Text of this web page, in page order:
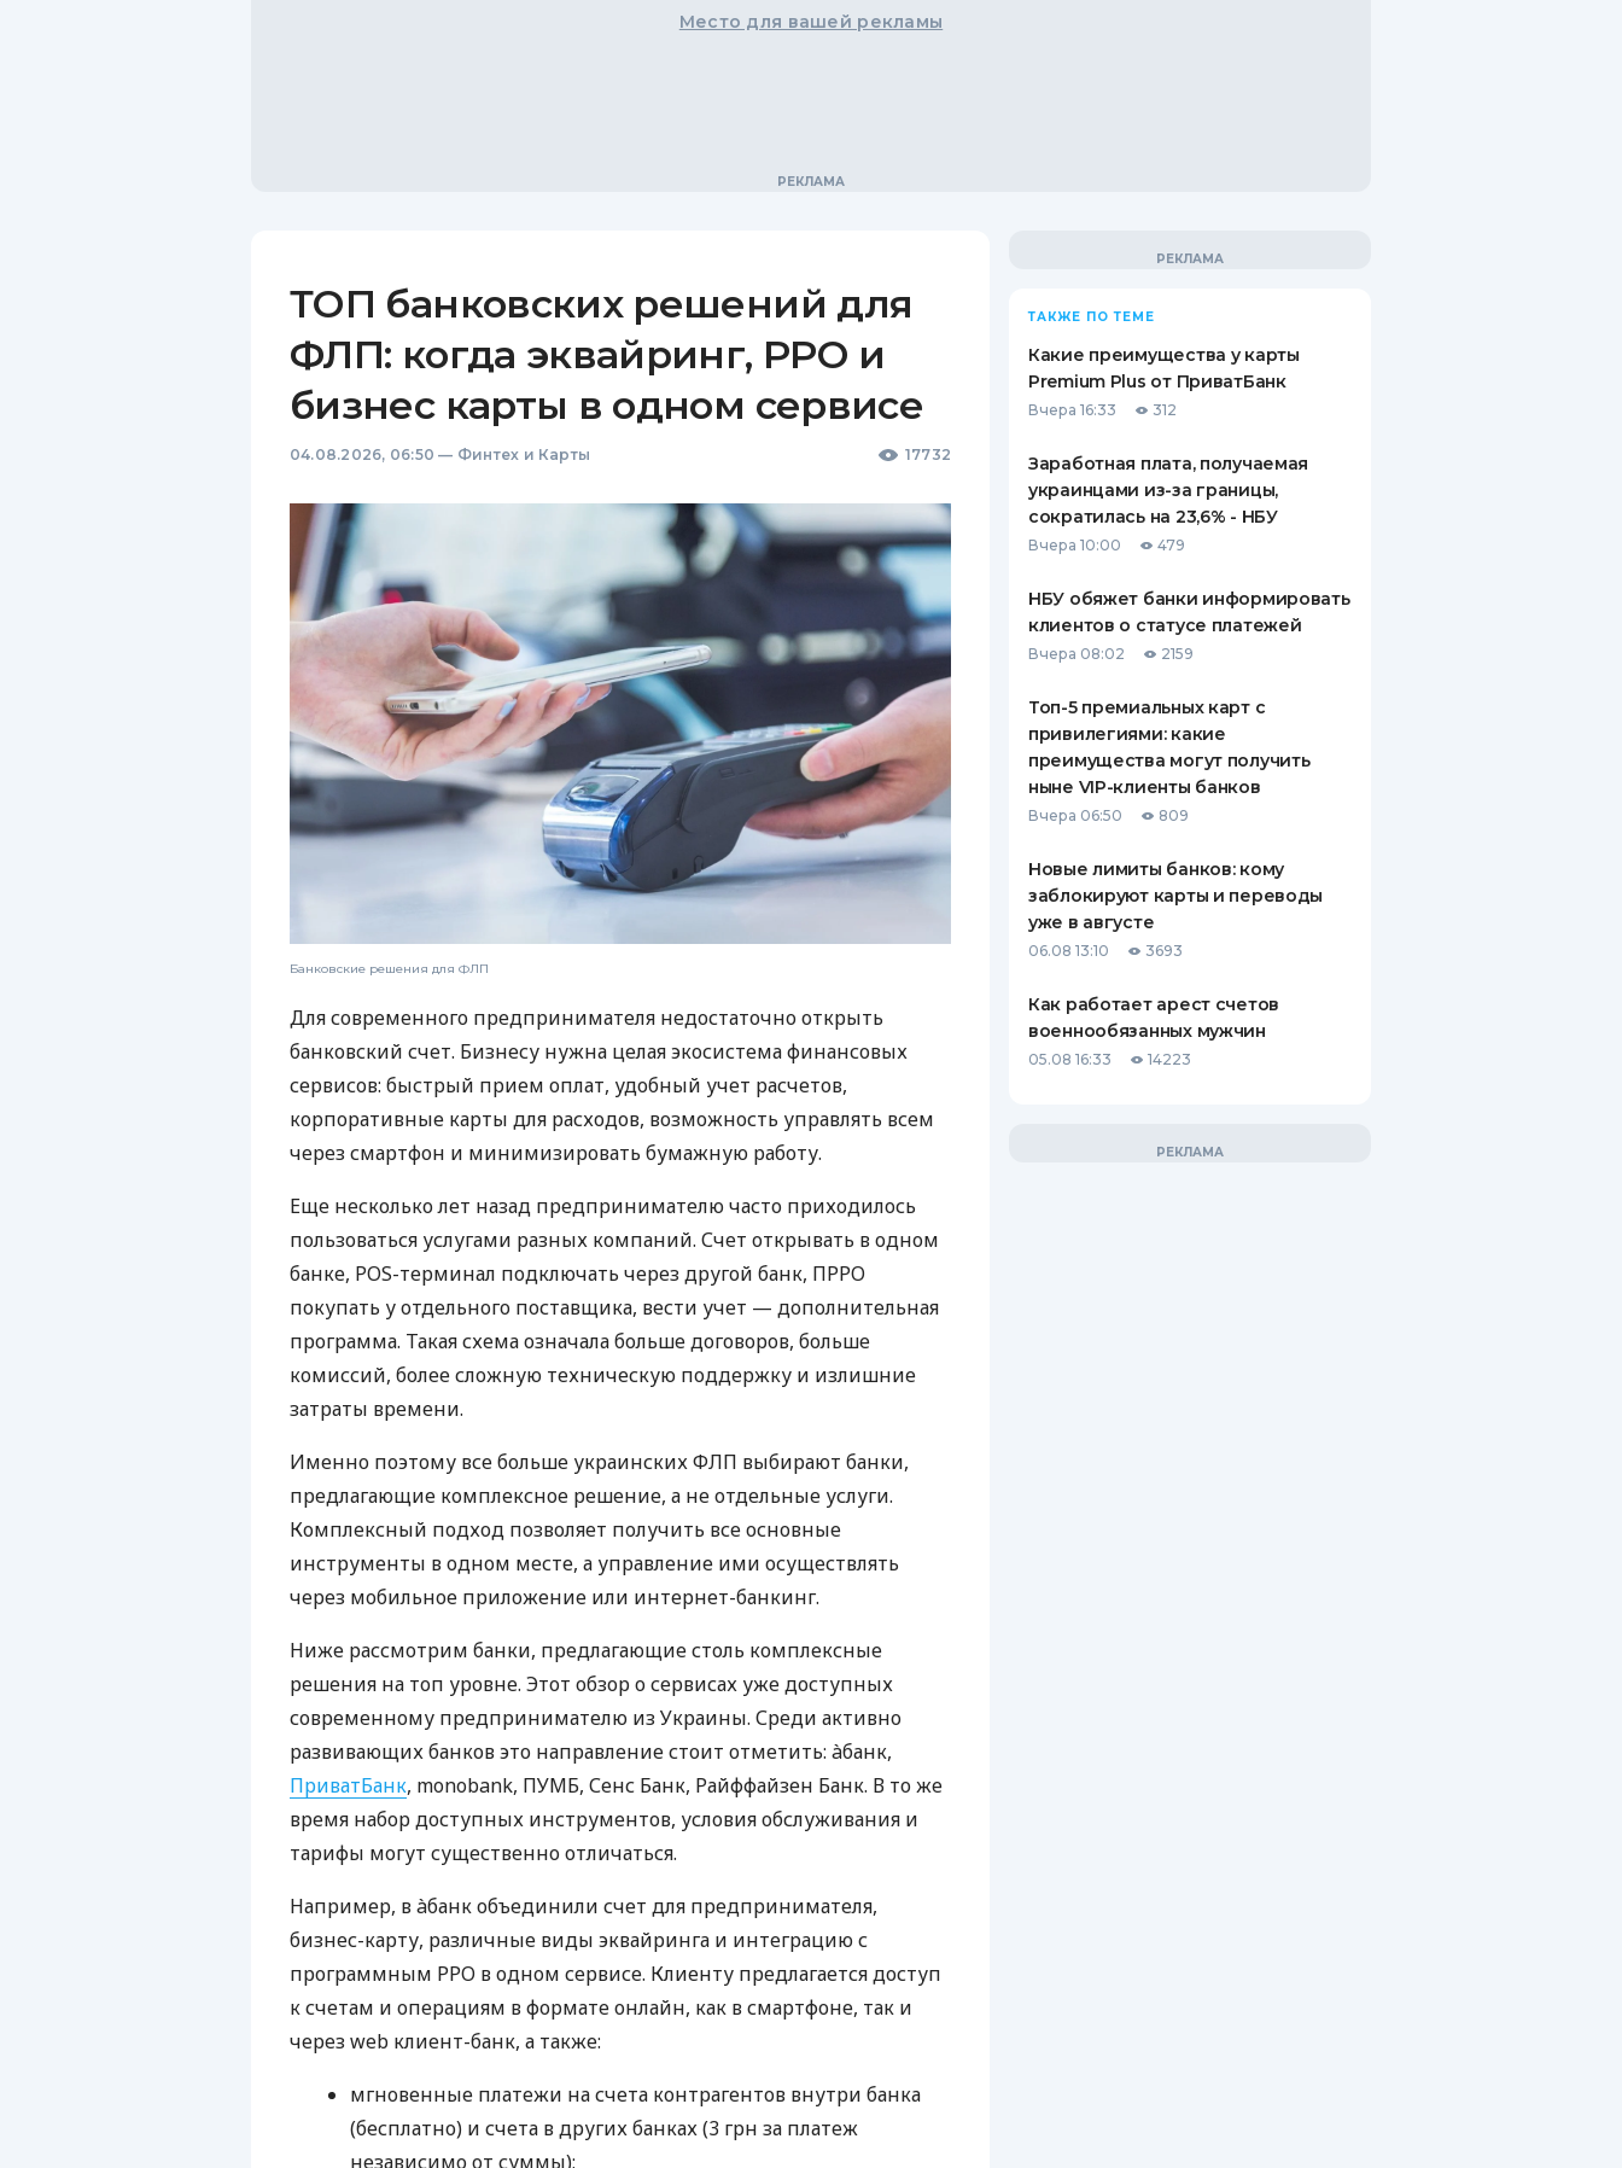
Место для вашей рекламы
ТОП банковских решений для
ФЛП: когда эквайринг, РРО и
бизнес карты в одном сервисе
04.08.2026, 06:50 — Финтех и Карты 17732
Банковские решения для ФЛП
Для современного предпринимателя недостаточно открыть
банковский счет. Бизнесу нужна целая экосистема финансовых
сервисов: быстрый прием оплат, удобный учет расчетов,
корпоративные карты для расходов, возможность управлять всем
через смартфон и минимизировать бумажную работу.
Еще несколько лет назад предпринимателю часто приходилось
пользоваться услугами разных компаний. Счет открывать в одном
банке, POS-терминал подключать через другой банк, ПРРО
покупать у отдельного поставщика, вести учет — дополнительная
программа. Такая схема означала больше договоров, больше
комиссий, более сложную техническую поддержку и излишние
затраты времени.
Именно поэтому все больше украинских ФЛП выбирают банки,
предлагающие комплексное решение, а не отдельные услуги.
Комплексный подход позволяет получить все основные
инструменты в одном месте, а управление ими осуществлять
через мобильное приложение или интернет-банкинг.
Ниже рассмотрим банки, предлагающие столь комплексные
решения на топ уровне. Этот обзор о сервисах уже доступных
современному предпринимателю из Украины. Среди активно
развивающих банков это направление стоит отметить: àбанк,
ПриватБанк, monobank, ПУМБ, Сенс Банк, Райффайзен Банк. В то же
время набор доступных инструментов, условия обслуживания и
тарифы могут существенно отличаться.
Например, в àбанк объединили счет для предпринимателя,
бизнес-карту, различные виды эквайринга и интеграцию с
программным РРО в одном сервисе. Клиенту предлагается доступ
к счетам и операциям в формате онлайн, как в смартфоне, так и
через web клиент-банк, а также:
мгновенные платежи на счета контрагентов внутри банка
(бесплатно) и счета в других банках (3 грн за платеж
независимо от суммы);
ТАКЖЕ ПО ТЕМЕ
Какие преимущества у карты
Premium Plus от ПриватБанк
Вчера 16:33 312
Заработная плата, получаемая
украинцами из-за границы,
сократилась на 23,6% - НБУ
Вчера 10:00 479
НБУ обяжет банки информировать
клиентов о статусе платежей
Вчера 08:02 2159
Топ-5 премиальных карт с
привилегиями: какие
преимущества могут получить
ныне VIP-клиенты банков
Вчера 06:50 809
Новые лимиты банков: кому
заблокируют карты и переводы
уже в августе
06.08 13:10 3693
Как работает арест счетов
военнообязанных мужчин
05.08 16:33 14223